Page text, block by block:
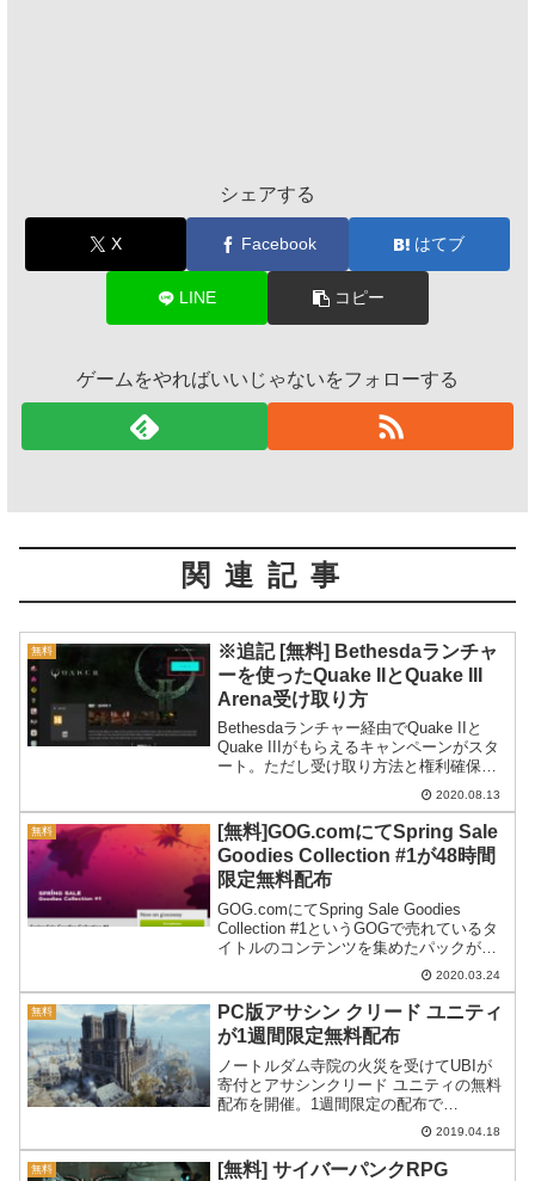
シェアする
X Facebook はてブ
LINE コピー
ゲームをやればいいじゃないをフォローする
関連記事
無料
※追記 [無料] Bethesdaランチャ
ーを使ったQuake IIとQuake III
Arena受け取り方
Bethesdaランチャー経由でQuake IIと
Quake IIIがもらえるキャンペーンがスタ
ート。ただし受け取り方法と権利確保の
確認が分かりづらいので概要を紹介して
2020.08.13
無料
[無料]GOG.comにてSpring Sale
Goodies Collection #1が48時間
限定無料配布
GOG.comにてSpring Sale Goodies
Collection #1というGOGで売れているタ
イトルのコンテンツを集めたパックが期
間限定で無料配布中。受け取り方を紹介
2020.03.24
無料
PC版アサシン クリード ユニティ
が1週間限定無料配布
ノートルダム寺院の火災を受けてUBIが
寄付とアサシンクリード ユニティの無料
配布を開催。1週間限定の配布で
PC(Uplay)版のAssassin’s Creed Unityが
受け取れます。この記事では入手方法を
紹介します。
2019.04.18
無料
[無料] サイバーパンクRPG